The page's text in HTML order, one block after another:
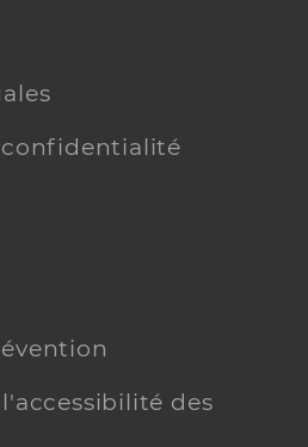
des